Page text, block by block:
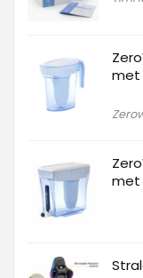
met
met